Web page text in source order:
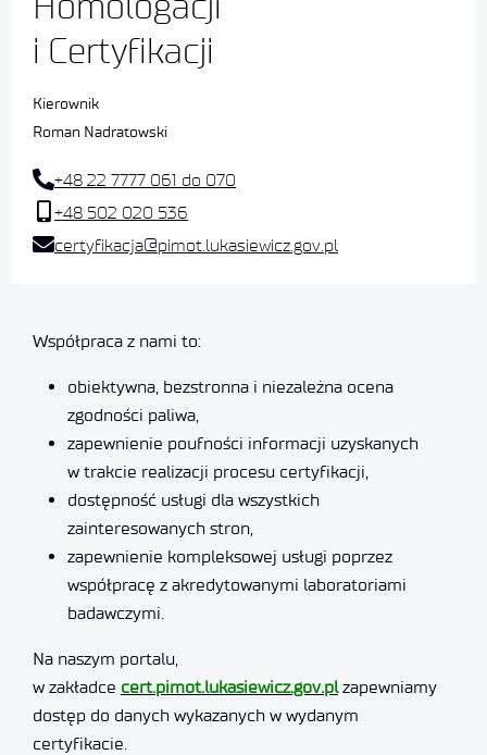
i Certyfikacji
Kierownik
Roman Nadratowski
+48 22 7777 061 do 070
+48 502 020 536
certyfikacja@pimot.lukasiewicz.gov.pl
Współpraca z nami to:
obiektywna, bezstronna i niezależna ocena
zgodności paliwa,
zapewnienie poufności informacji uzyskanych
w trakcie realizacji procesu certyfikacji,
dostępność usługi dla wszystkich
zainteresowanych stron,
zapewnienie kompleksowej usługi poprzez
współpracę z akredytowanymi laboratoriami
badawczymi.
Na naszym portalu,
w zakładce cert.pimot.lukasiewicz.gov.plzapewniamy
dostęp do danych wykazanych w wydanym
certyfikacie.